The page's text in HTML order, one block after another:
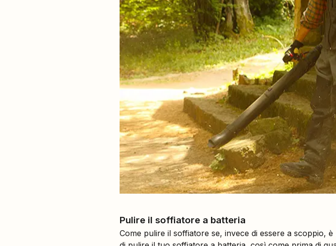
Pulire il soffiatore a batteria
Come pulire il soffiatore se, invece di essere a scoppio, è